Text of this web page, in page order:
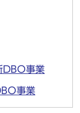
DBO事業
事業